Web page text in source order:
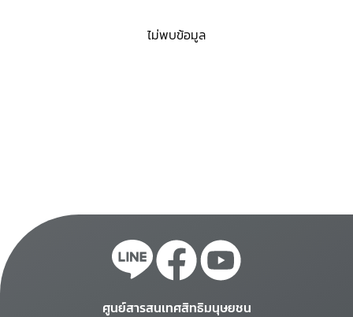
ไม่พบข้อมูล
ศูนย์สารสนเทศสิทธิมนุษยชน